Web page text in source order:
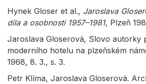
Hynek Gloser et al., Jaroslava
díla a osobnosti 1957–1981, Plzeň
Jaroslava Gloserová, Slovo autorky
moderního hotelu na plzeňském
1968, 8. 3., s. 3.
Petr Klíma, Jaroslava Gloserová.